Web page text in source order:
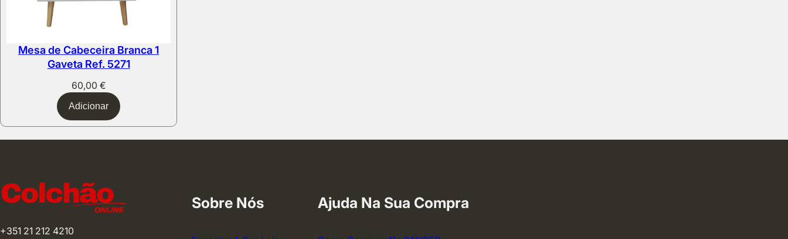
Mesa de Cabeceira Branca 1
Gaveta Ref. 5271
60,00 €
Adicionar
+351 21 212 4210
Sobre Nós Ajuda Na Sua Compra